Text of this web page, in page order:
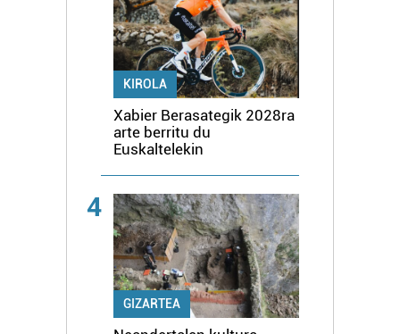
KIROLA
Xabier Berasategik 2028ra
arte berritu du
Euskaltelekin
4
GIZARTEA